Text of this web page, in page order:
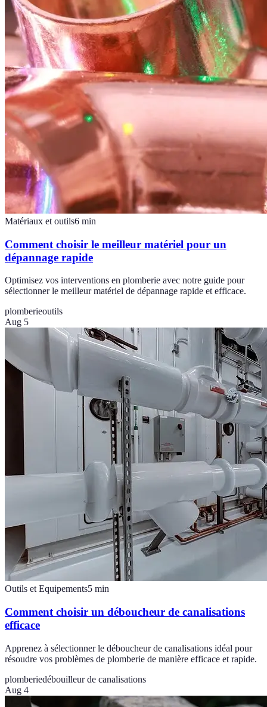
Matériaux et outils6 min
Comment choisir le meilleur matériel pour un
dépannage rapide
Optimisez vos interventions en plomberie avec notre guide pour
sélectionner le meilleur matériel de dépannage rapide et efficace.
plomberieoutils
Aug 5
Outils et Equipements5 min
Comment choisir un déboucheur de canalisations
efficace
Apprenez à sélectionner le déboucheur de canalisations idéal pour
résoudre vos problèmes de plomberie de manière efficace et rapide.
plomberiedébouilleur de canalisations
Aug 4